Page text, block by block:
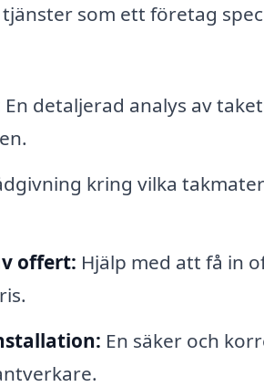
som ett företag
En detaljerad analys av
kring vilka
offert: Hjälp med att få in
En säker och